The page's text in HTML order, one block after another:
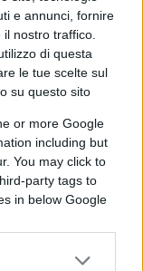
e annunci, fornire
nostro traffico.
di questa
le tue scelte sul
su questo sito
or more Google
including but
You may click to
party tags to
in below Google
politica
– ed in
governo –
pazzesca oltre
pubbliche
asili nido,